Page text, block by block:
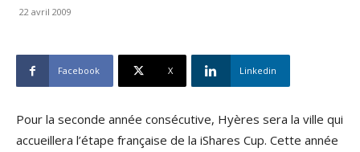
22 avril 2009
Facebook X Linkedin
Pour la seconde année consécutive, Hyères sera la ville qui
accueillera l’étape française de la iShares Cup. Cette année